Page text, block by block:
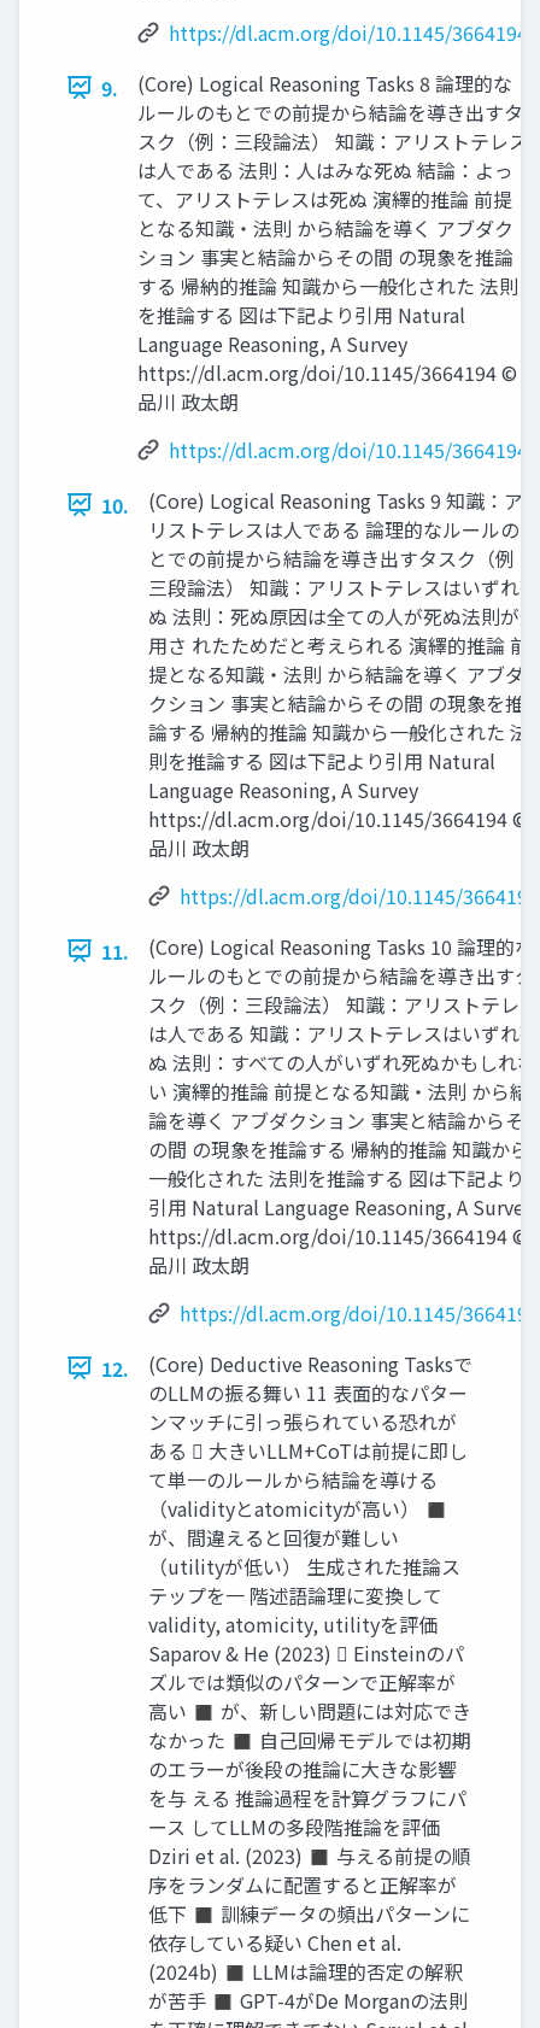
https://dl.acm.org/doi/10.1145/3664194
9.
(Core) Logical Reasoning Tasks 8 論理的な
ルールのもとでの前提から結論を導き出すタ
スク（例：三段論法） 知識：アリストテレス
は人である 法則：人はみな死ぬ 結論：よっ
て、アリストテレスは死ぬ 演繹的推論 前提
となる知識・法則 から結論を導く アブダク
ション 事実と結論からその間 の現象を推論
する 帰納的推論 知識から一般化された 法則
を推論する 図は下記より引用 Natural
Language Reasoning, A Survey
https://dl.acm.org/doi/10.1145/3664194 ©
品川 政太朗
https://dl.acm.org/doi/10.1145/3664194
10.
(Core) Logical Reasoning Tasks 9 知識：ア
リストテレスは人である 論理的なルールのも
とでの前提から結論を導き出すタスク（例：
三段論法） 知識：アリストテレスはいずれ死
ぬ 法則：死ぬ原因は全ての人が死ぬ法則が適
用さ れたためだと考えられる 演繹的推論 前
提となる知識・法則 から結論を導く アブダ
クション 事実と結論からその間 の現象を推
論する 帰納的推論 知識から一般化された 法
則を推論する 図は下記より引用 Natural
Language Reasoning, A Survey
https://dl.acm.org/doi/10.1145/3664194 ©
品川 政太朗
https://dl.acm.org/doi/10.1145/3664194
11.
(Core) Logical Reasoning Tasks 10 論理的な
ルールのもとでの前提から結論を導き出すタ
スク（例：三段論法） 知識：アリストテレス
は人である 知識：アリストテレスはいずれ死
ぬ 法則：すべての人がいずれ死ぬかもしれな
い 演繹的推論 前提となる知識・法則 から結
論を導く アブダクション 事実と結論からそ
の間 の現象を推論する 帰納的推論 知識から
一般化された 法則を推論する 図は下記より
引用 Natural Language Reasoning, A Survey
https://dl.acm.org/doi/10.1145/3664194 ©
品川 政太朗
https://dl.acm.org/doi/10.1145/3664194
12.
(Core) Deductive Reasoning Tasksで
のLLMの振る舞い 11 表面的なパター
ンマッチに引っ張られている恐れが
ある  大きいLLM+CoTは前提に即し
て単一のルールから結論を導ける
（validityとatomicityが高い） ◼
が、間違えると回復が難しい
（utilityが低い） 生成された推論ス
テップを一 階述語論理に変換して
validity, atomicity, utilityを評価
Saparov & He (2023)  Einsteinのパ
ズルでは類似のパターンで正解率が
高い ◼ が、新しい問題には対応でき
なかった ◼ 自己回帰モデルでは初期
のエラーが後段の推論に大きな影響
を与 える 推論過程を計算グラフにパ
ース してLLMの多段階推論を評価
Dziri et al. (2023) ◼ 与える前提の順
序をランダムに配置すると正解率が
低下 ◼ 訓練データの頻出パターンに
依存している疑い Chen et al.
(2024b) ◼ LLMは論理的否定の解釈
が苦手 ◼ GPT-4がDe Morganの法則